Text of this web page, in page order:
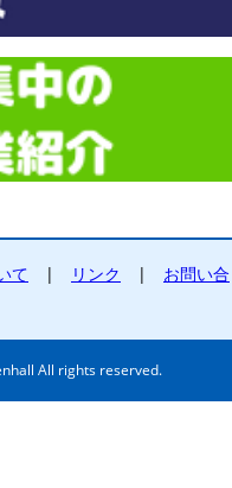
て | リンク | お問い合
All rights reserved.